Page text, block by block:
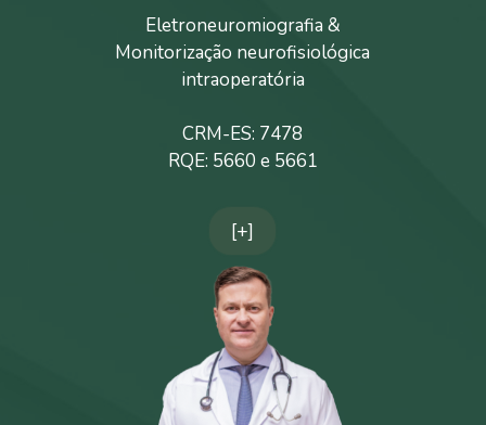
Eletroneuromiografia &
Monitorização neurofisiológica
intraoperatória
CRM-ES: 7478
RQE: 5660 e 5661
[+]